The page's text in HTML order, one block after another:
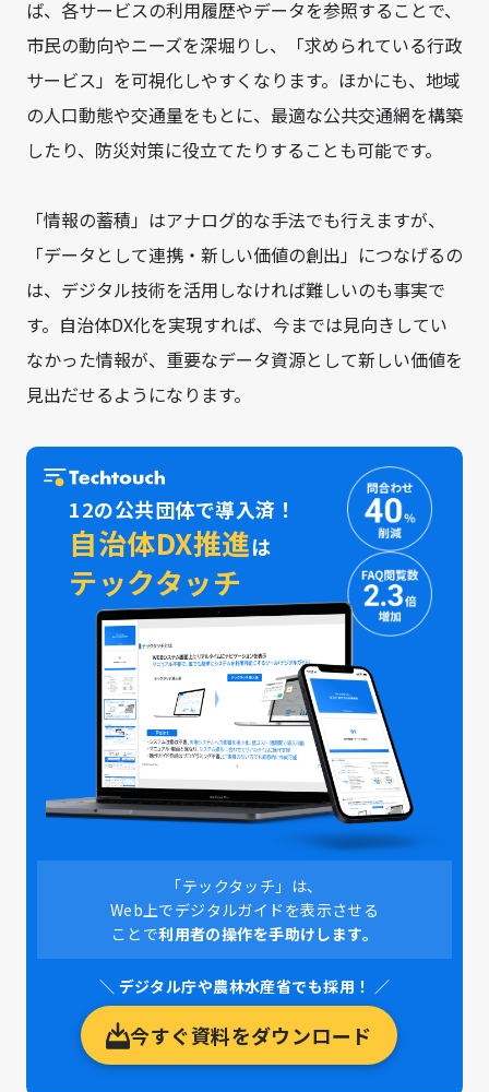
ば、各サービスの利用履歴やデータを参照することで、
市民の動向やニーズを深堀りし、「求められている行政
サービス」を可視化しやすくなります。ほかにも、地域
の人口動態や交通量をもとに、最適な公共交通網を構築
したり、防災対策に役立てたりすることも可能です。
「情報の蓄積」はアナログ的な手法でも行えますが、
「データとして連携・新しい価値の創出」につなげるの
は、デジタル技術を活用しなければ難しいのも事実で
す。自治体DX化を実現すれば、今までは見向きしてい
なかった情報が、重要なデータ資源として新しい価値を
見出だせるようになります。
「テックタッチ」は、
Web上でデジタルガイドを表示させる
ことで利用者の操作を手助けします。
＼ デジタル庁や農林水産省でも採用！ ／
今すぐ資料をダウンロード
12の公共団体で導入済！
自治体DX推進は
テックタッチ